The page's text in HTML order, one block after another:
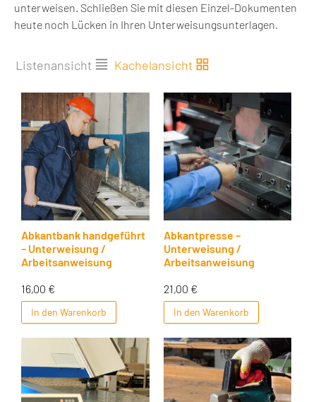
unterweisen. Schließen Sie mit diesen Einzel-Dokumenten
heute noch Lücken in Ihren Unterweisungsunterlagen.
Listenansicht Kachelansicht
Abkantbank handgeführt
– Unterweisung /
Arbeitsanweisung
16,00 €
In den Warenkorb
Abkantpresse –
Unterweisung /
Arbeitsanweisung
21,00 €
In den Warenkorb